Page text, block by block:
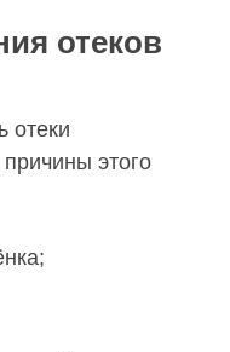
отеков
отеки
этого